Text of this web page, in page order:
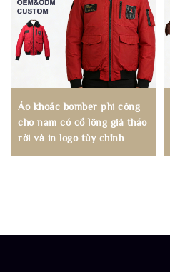
Áo khoác bomber phi công
cho nam có cổ lông giả tháo
rời và in logo tùy chỉnh